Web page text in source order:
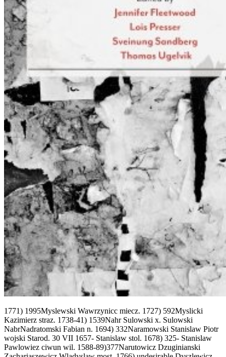
1771) 1995Myslewski Wawrzynicc miecz. 1727) 592Myslicki
Kazimierz straz. 1738-41) 1539Nahr Sulowski x. Sulowski
NabrNadratomski Fabian n. 1694) 332Naramowski Stanislaw Piotr
wojski Starod. 30 VII 1657- Stanislaw stol. 1678) 325- Stanislaw
Pawlowiez ciwun wil. 1588-89)377Narutowicz Dzuginianski